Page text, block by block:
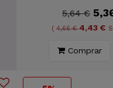
5,64 €
( 4,66 €4,43 €
Comprar